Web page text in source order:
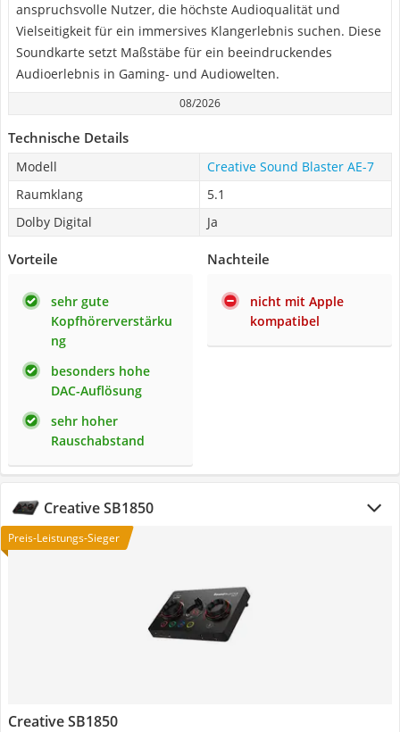
anspruchsvolle Nutzer, die höchste Audioqualität und
Vielseitigkeit für ein immersives Klangerlebnis suchen. Diese
Soundkarte setzt Maßstäbe für ein beeindruckendes
Audioerlebnis in Gaming- und Audiowelten.
08/2026
Technische Details
Modell
Creative Sound Blaster AE-7
Raumklang
5.1
Dolby Digital
Ja
Vorteile
sehr gute
Kopfhörerverstärku
ng
besonders hohe
DAC-Auflösung
sehr hoher
Rauschabstand
Nachteile
nicht mit Apple
kompatibel
Creative SB1850
Preis-Leistungs-Sieger
Creative SB1850